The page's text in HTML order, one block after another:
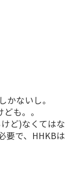
ないし。
も。。
ど)なくてはな
要で、HHKBは